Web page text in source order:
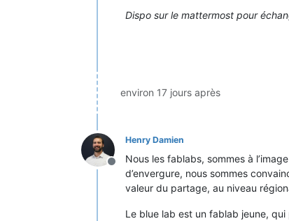
Dispo sur le mattermost pour
environ 17 jours après
Hors-ligne
Henry Damien
Nous les fablabs, sommes à
d’envergure, nous sommes
valeur du partage, au niveau
Le blue lab est un fablab jeune,